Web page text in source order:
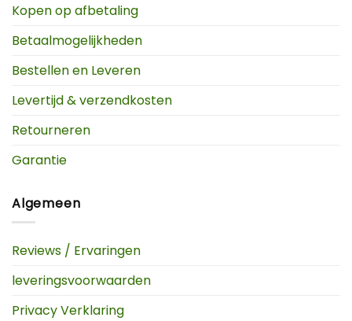
Kopen op afbetaling
Betaalmogelijkheden
Bestellen en Leveren
Levertijd & verzendkosten
Retourneren
Garantie
Algemeen
Reviews / Ervaringen
leveringsvoorwaarden
Privacy Verklaring